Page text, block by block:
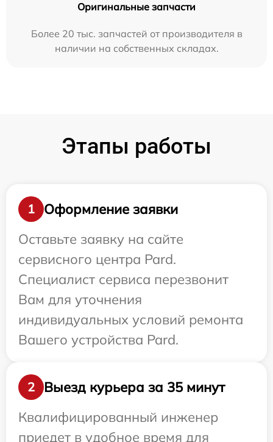
Оригинальные запчасти
Более 20 тыс. запчастей от производителя в
наличии на собственных складах.
Этапы работы
1
Оформление заявки
Оставьте заявку на сайте
сервисного центра Pard.
Специалист сервиса перезвонит
Вам для уточнения
индивидуальных условий ремонта
Вашего устройства Pard.
2
Выезд курьера за 35 минут
Квалифицированный инженер
приедет в удобное время для